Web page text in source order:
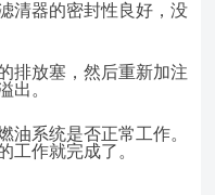
清器的密封性良好，没
排放塞，然后重新加注
出。
油系统是否正常工作。
工作就完成了。